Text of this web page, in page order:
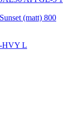
(matt) 800
HVY L